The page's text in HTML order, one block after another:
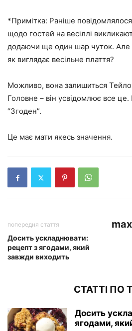
*Примітка: Раніше
щодо гостей на весіллі
додаючи ще один шар чуток. Але
як виглядає весільне плаття?
Можливо, вона залишиться
Головне – він усвідомлює все це.
“Згоден”.
Це має мати якесь значення.
попередня стаття
Досить ускладнювати:
рецепт з ягодами, який
завжди виходить
СТАТТІ ПО
Досить
ягодами,